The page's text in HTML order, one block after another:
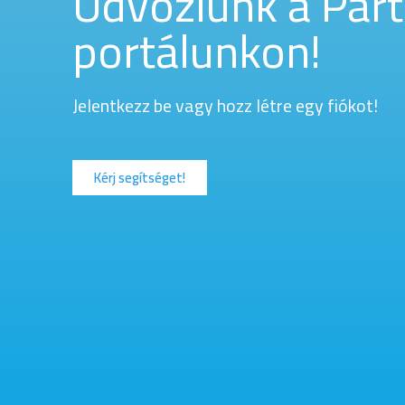
portálunkon!
Jelentkezz be vagy hozz létre egy fiókot!
Kérj segítséget!